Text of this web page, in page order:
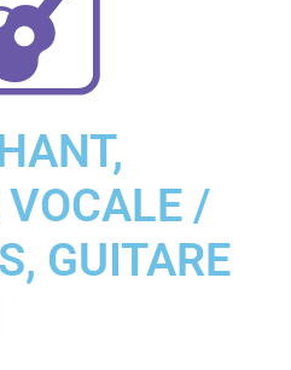
/
GUITARE